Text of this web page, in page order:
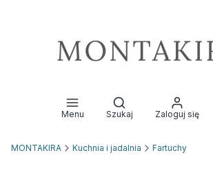
Menu
Otwórz wyszukiwarkę
Szukaj Zaloguj się
MONTAKIRA Kuchnia i jadalnia Fartuchy